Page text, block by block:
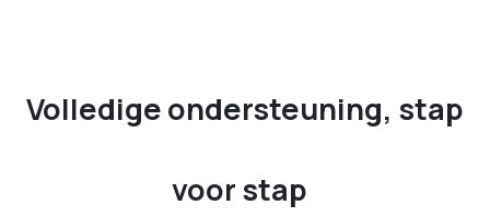
Volledige ondersteuning, stap
voor stap